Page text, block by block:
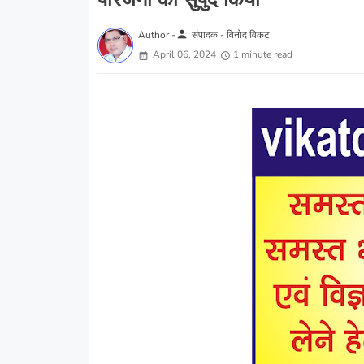
Author -person संपादक - विनोद विकट
April 06, 2024
1 minute read